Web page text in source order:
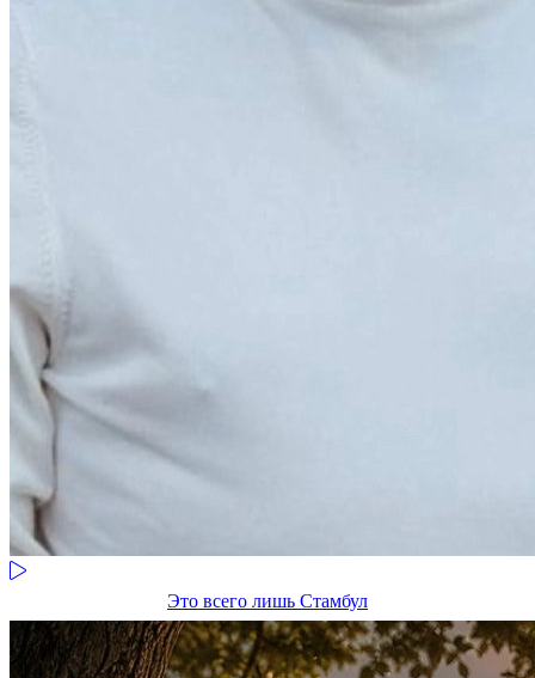
Это всего лишь Стамбул